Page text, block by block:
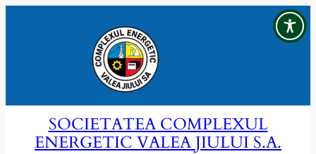
SOCIETATEA COMPLEXUL
ENERGETIC VALEA JIULUI S.A.